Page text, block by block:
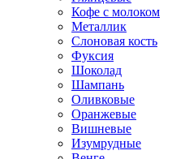
Кофе с молоком
Металлик
Слоновая кость
Фуксия
Шоколад
Шампань
Оливковые
Оранжевые
Вишневые
Изумрудные